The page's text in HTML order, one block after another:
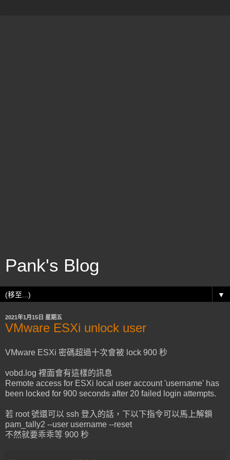
Pank's Blog
▼
2021年1月15日 星期五
VMware ESXi unlock user
VMware ESXi 密碼超過十次會被 lock 900 秒
vobd.log 裡面會有這樣的訊息
Remote access for ESXi local user account 'username' has
been locked for 900 seconds after 20 failed login attempts.
若 root 號還可以 ssh 登入的話，下以下指令可以馬上解鎖
pam_tally2 --user username --reset
不然就要乖乖等 900 秒